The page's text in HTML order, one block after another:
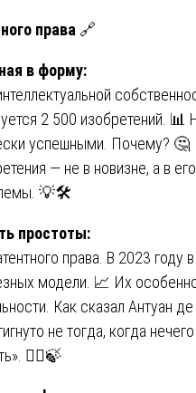
права 🔗
в форму:
2 500 изобретений. 📊
успешными. Почему? 🤔
— не в новизне, а в его
💡🛠️
простоты:
права. В 2023 году в
модели. 📈 Их
Как сказал Антуан де
не тогда, когда нечего
🧘‍♂️🍃